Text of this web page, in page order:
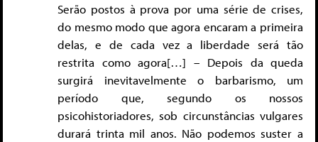
Serão postos à prova por uma série de crises,
do mesmo modo que agora encaram a primeira
delas, e de cada vez a liberdade será tão
restrita como agora[…] – Depois da queda
surgirá inevitavelmente o barbarismo, um
período que, segundo os nossos
psicohistoriadores, sob circunstâncias vulgares
durará trinta mil anos. Não podemos suster a